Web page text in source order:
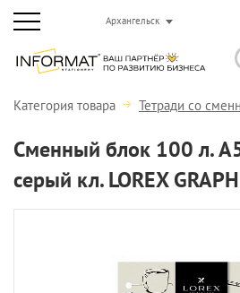
Архангельск
Категория товара Тетради со
Сменный блок 100 л.
серый кл. LOREX